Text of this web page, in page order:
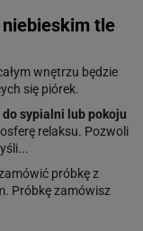
niebieskim tle
wnętrzu będzie
się piórek.
do sypialni lub pokoju
relaksu. Pozwoli
próbkę z
Próbkę zamówisz